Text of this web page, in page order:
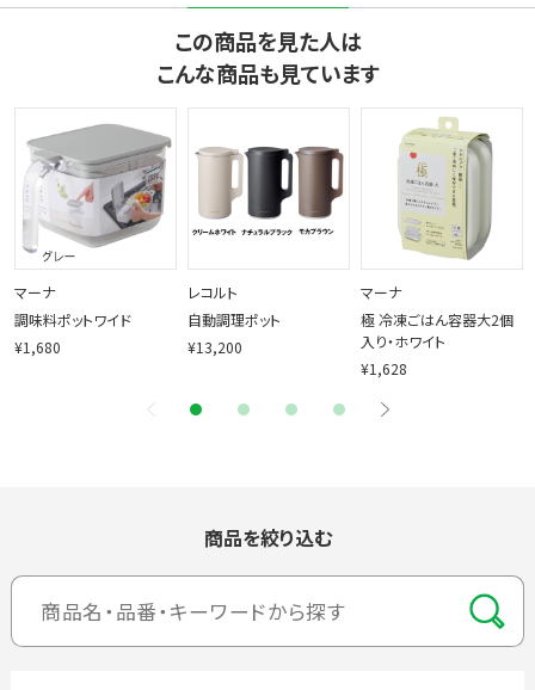
この商品を見た人は
こんな商品も見ています
マーナ
調味料ポットワイド
¥1,680
レコルト
自動調理ポット
¥13,200
マーナ
極 冷凍ごはん容器大2個
入り・ホワイト
¥1,628
商品を絞り込む